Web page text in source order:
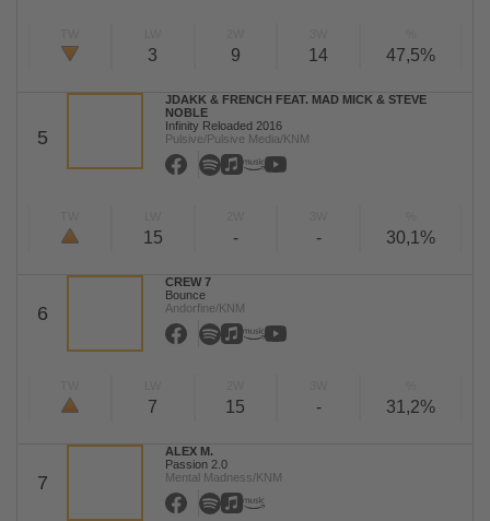
3 9 14 47,5%
5
JDAKK & FRENCH FEAT. MAD MICK & STEVE
NOBLE
Infinity Reloaded 2016
Pulsive/Pulsive Media/KNM
15 - - 30,1%
6
CREW 7
Bounce
Andorfine/KNM
7 15 - 31,2%
7
ALEX M.
Passion 2.0
Mental Madness/KNM